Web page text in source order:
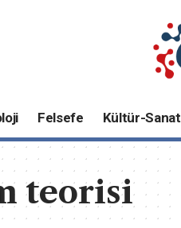
Felsefe Kültür-Sanat
teorisi